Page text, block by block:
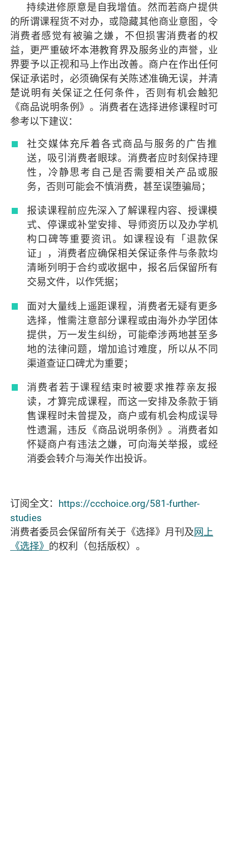
持续进修原意是自我增值。然而若商户提供
的所谓课程货不对办，或隐藏其他商业意图，令
消费者感觉有被骗之嫌，不但损害消费者的权
益，更严重破坏本港教育界及服务业的声誉，业
界要予以正视和马上作出改善。商户在作出任何
保证承诺时，必须确保有关陈述准确无误，并清
楚说明有关保证之任何条件，否则有机会触犯
《商品说明条例》。消费者在选择进修课程时可
参考以下建议：
社交媒体充斥着各式商品与服务的广告推
送，吸引消费者眼球。消费者应时刻保持理
性，冷静思考自己是否需要相关产品或服
务，否则可能会不慎消费，甚至误堕骗局；
报读课程前应先深入了解课程内容、授课模
式、停课或补堂安排、导师资历以及办学机
构口碑等重要资讯。如课程设有「退款保
证」，消费者应确保相关保证条件与条款均
清晰列明于合约或收据中，报名后保留所有
交易文件，以作凭据；
面对大量线上遥距课程，消费者无疑有更多
选择，惟需注意部分课程或由海外办学团体
提供，万一发生纠纷，可能牵涉两地甚至多
地的法律问题，增加追讨难度，所以从不同
渠道查证口碑尤为重要；
消费者若于课程结束时被要求推荐亲友报
读，才算完成课程，而这一安排及条款于销
售课程时未曾提及，商户或有机会构成误导
性遗漏，违反《商品说明条例》。消费者如
怀疑商户有违法之嫌，可向海关举报，或经
消委会转介与海关作出投诉。
订阅全文： https://ccchoice.org/581-further-
studies
消费者委员会保留所有关于《选择》月刊及网上
《选择》 的权利（包括版权）。